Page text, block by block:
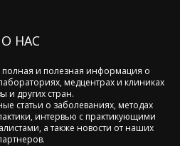
О НАС
полная и полезная информация о
медцентрах и клиниках
и других стран.
статьи о заболеваниях, методах
интервью с практикующими
а также новости от наших